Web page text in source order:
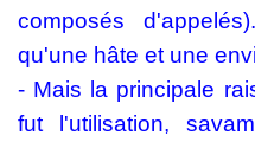
composés
qu'une hâte et une
- Mais la principale
fut l'utilisation,